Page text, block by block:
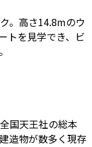
。高さ14.8mのウ
トを見学でき、ビ
国天王社の総本
造物が数多く現存